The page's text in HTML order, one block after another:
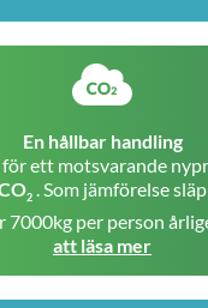
En hållbar handling
ett motsvarande
2 . Som jämförelse
7000kg per person
att läsa mer